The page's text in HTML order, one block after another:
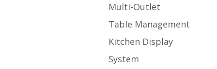
Multi-Outlet
Table Management
Kitchen Display
System